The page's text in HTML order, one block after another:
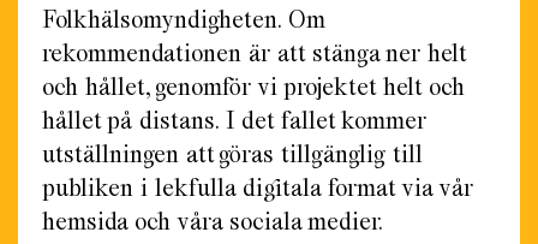
Folkhälsomyndigheten. Om
rekommendationen är att stänga ner helt
och hållet, genomför vi projektet helt och
hållet på distans. I det fallet kommer
utställningen att göras tillgänglig till
publiken i lekfulla digitala format via vår
hemsida och våra sociala medier.